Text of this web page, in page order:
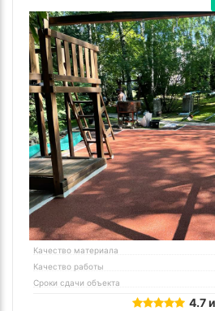
Качество материала
Качество работы
Сроки сдачи объекта
4.7